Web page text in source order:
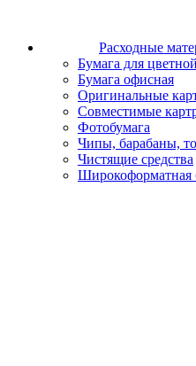
Расходные
Бумага для
Бумага офисная
Оригинальные
Совместимые
Фотобумага
Чипы, барабаны,
Чистящие средства
Широкоформатная